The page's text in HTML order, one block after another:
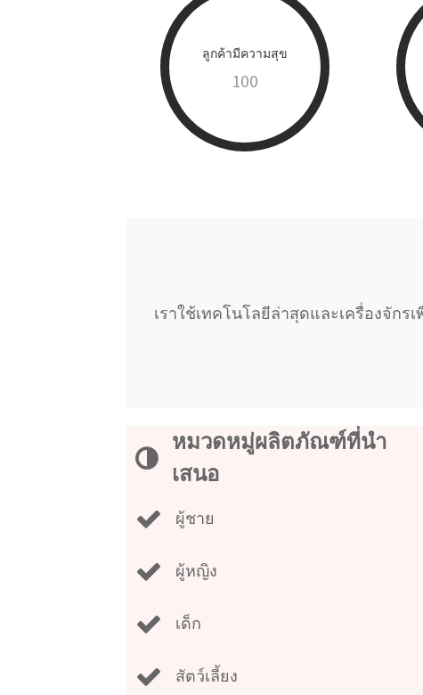
ลูกค้ามีความสุข
100
เราใช้เทคโนโลยีล่าสุดและเครื่องจัก
หมวดหมู่ผลิตภัณฑ์ที่นำ
เสนอ
ผู้ชาย
ผู้หญิง
เด็ก
สัตว์เลี้ยง